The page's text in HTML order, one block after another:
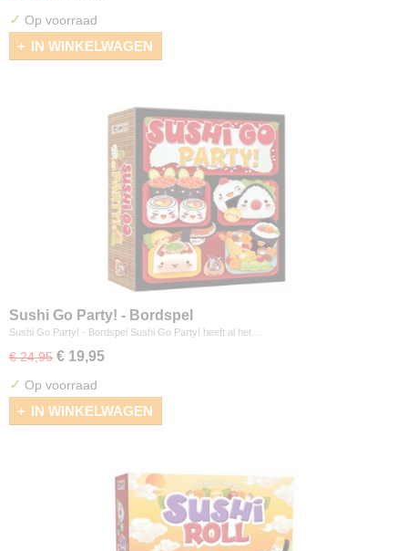
✓ Op voorraad
IN WINKELWAGEN
Sushi Go Party! - Bordspel
Sushi Go Party! - Bordspel Sushi Go Party! heeft al het…
€ 24,95 € 19,95
✓ Op voorraad
IN WINKELWAGEN